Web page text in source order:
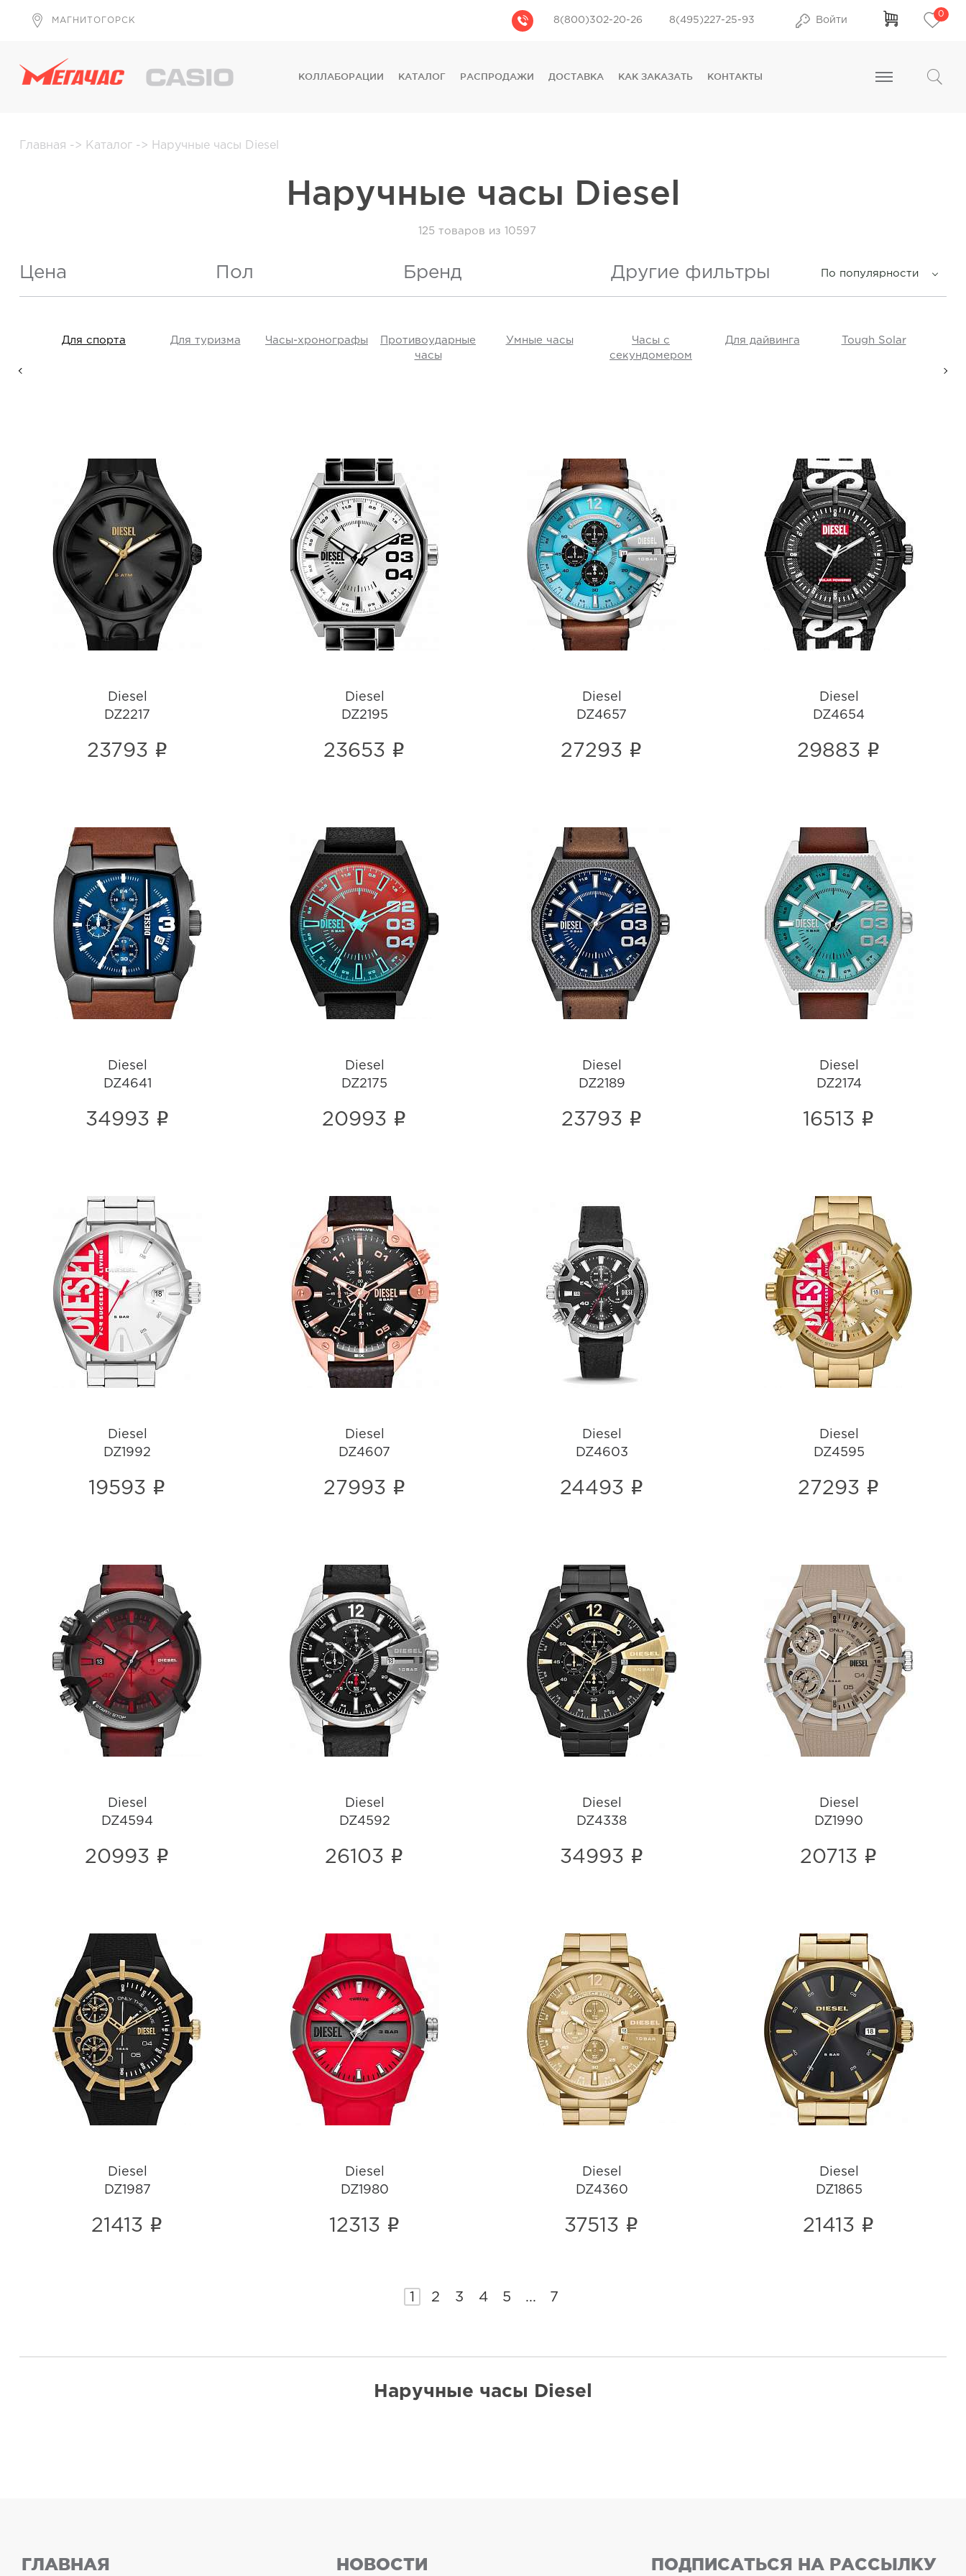
МАГНИТОГОРСК 8(800)302-20-26 8(495)227-25-93 Войти
0
КОЛЛАБОРАЦИИ
КАТАЛОГ
DKNY
РАСПРОДАЖИ ДОСТАВКА КАК ЗАКАЗАТЬ КОНТАКТЫ
Главная -> Каталог -> Наручные часы Diesel
Наручные часы Diesel
125 товаров из 10597
Цена Пол
Мужские(86)
Бренд Другие фильтры По популярности
Для спорта Для туризма Часы-хронографы
Противоударные
часы
Умные часы
Часы с
секундомером
Для дайвинга Tough Solar
Diesel
DZ2217
i
Diesel
DZ2217
23793 i
Diesel
DZ2195
i
Diesel
DZ2195
23653 i
Diesel
DZ4657
i
Diesel
DZ4657
27293 i
Diesel
DZ4654
i
Diesel
DZ4654
29883 i
Diesel
DZ4641
i
Diesel
DZ4641
34993 i
Diesel
DZ2175
i
Diesel
DZ2175
20993 i
Diesel
DZ2189
i
Diesel
DZ2189
23793 i
Diesel
DZ2174
i
Diesel
DZ2174
16513 i
Diesel
DZ1992
i
Diesel
DZ1992
19593 i
Diesel
DZ4607
i
Diesel
DZ4607
27993 i
Diesel
DZ4603
i
Diesel
DZ4603
24493 i
Diesel
DZ4595
i
Diesel
DZ4595
27293 i
Diesel
DZ4594
i
Diesel
DZ4594
20993 i
Diesel
DZ4592
i
Diesel
DZ4592
26103 i
Diesel
DZ4338
i
Diesel
DZ4338
34993 i
Diesel
DZ1990
i
Diesel
DZ1990
20713 i
Diesel
DZ1987
i
Diesel
DZ1987
21413 i
Diesel
DZ1980
i
Diesel
DZ1980
12313 i
Diesel
DZ4360
i
Diesel
DZ4360
37513 i
Diesel
DZ1865
i
Diesel
DZ1865
21413 i
1 2 3 4 5 7
Наручные часы Diesel
ГЛАВНАЯ НОВОСТИ ПОДПИСАТЬСЯ НА РАССЫЛКУ